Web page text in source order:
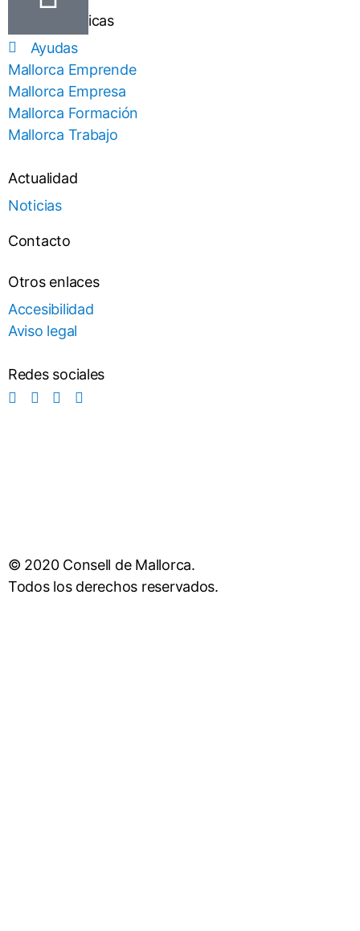
Áreas temáticas
Ayudas
Mallorca Emprende
Mallorca Empresa
Mallorca Formación
Mallorca Trabajo
Actualidad
Noticias
Contacto
Otros enlaces
Accesibilidad
Aviso legal
Redes sociales
© 2020 Consell de Mallorca.
Todos los derechos reservados.